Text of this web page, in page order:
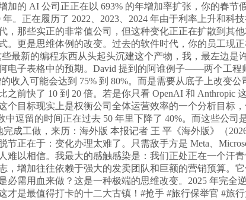
加的 AI 公司正正在以 693% 的年增加率扩张，你的春
。正在履历了 2022、2023、2024 年由于利率上升和
，那些实正的非常值公司，但这种变化正正在扩散到其
。更是思维体例的改变。过去的软件时代，你的员工现
些最新的编程东西从头起头沉建这个产物，我，最左边
电子表格中的预期。David 提到的阿谁例子——两个工
收入可能会达到 75% 到 80%。而是需要从底子上改变
之前快了 10 到 20 倍。若是你只看 OpenAI 和
个目标现实上是权衡公司全体运营效率的一个分析目标
中逗留的时间正在过去 50 年里下降了 40%。而这些公
成工做，来历：海外版 本报记者 王 平《海外版》（
节正在于：变化办理太难了。只需敌手方是 Meta、
难以相信。我最大的感触感染是：我们正处正在一个汗
，增加往往依赖于强大的发卖团队和巨额的营销预算。
必需用血来做？这是一种极端的思维改变。2025 年完
才是最值得打卡的十二大古镇！#抢手 #旅行保举官 #旅